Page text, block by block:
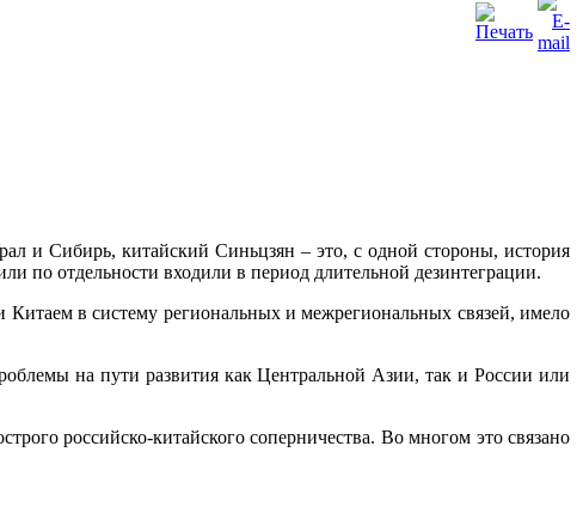
и Сибирь, китайский Синьцзян – это, с одной стороны, история
по отдельности входили в период длительной дезинтеграции.
Китаем в систему региональных и межрегиональных связей, имело
на пути развития как Центральной Азии, так и России или
российско-китайского соперничества. Во многом это связано